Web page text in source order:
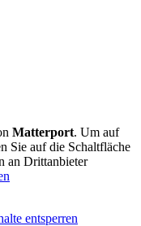
Matterport. Um auf
Sie auf die Schaltfläche
an Drittanbieter
entsperren